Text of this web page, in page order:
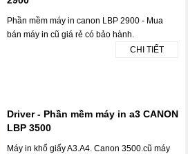
Phần mềm máy in canon LBP 2900 - Mua
bán máy in cũ giá rẻ có bảo hành.
CHI TIẾT
Driver - Phần mềm máy in a3 CANON
LBP 3500
Máy in khổ giấy A3.A4. Canon 3500.cũ máy